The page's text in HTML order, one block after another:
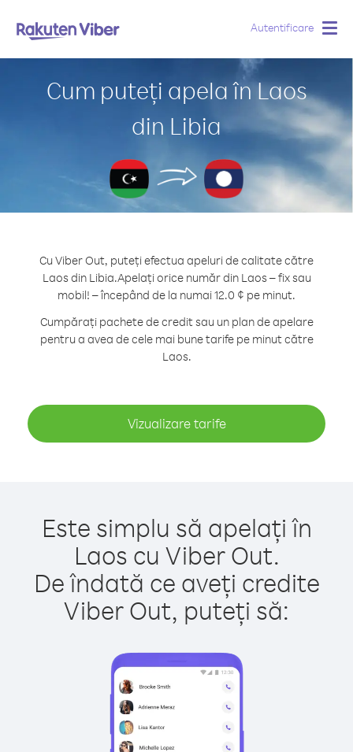
Autentificare
Cum puteți apela în Laos
din Libia
Cu Viber Out, puteți efectua apeluri de calitate către
Laos din Libia.Apelați orice număr din Laos – fix sau
mobil! – începând de la numai 12.0 ¢ pe minut.
Cumpărați pachete de credit sau un plan de apelare
pentru a avea de cele mai bune tarife pe minut către
Laos.
Vizualizare tarife
Este simplu să apelați în
Laos cu Viber Out.
De îndată ce aveți credite
Viber Out, puteți să: